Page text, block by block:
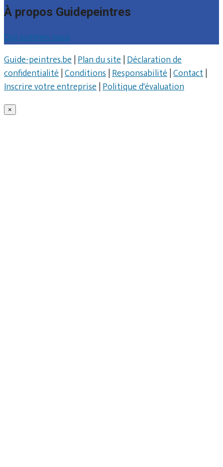
À propos Guidepeintres
Qui sommes nous
Guide-peintres.be|Plan du site|Déclaration de
confidentialité|Conditions|Responsabilité|Contact|
Inscrire votre entreprise|Politique d'évaluation
×